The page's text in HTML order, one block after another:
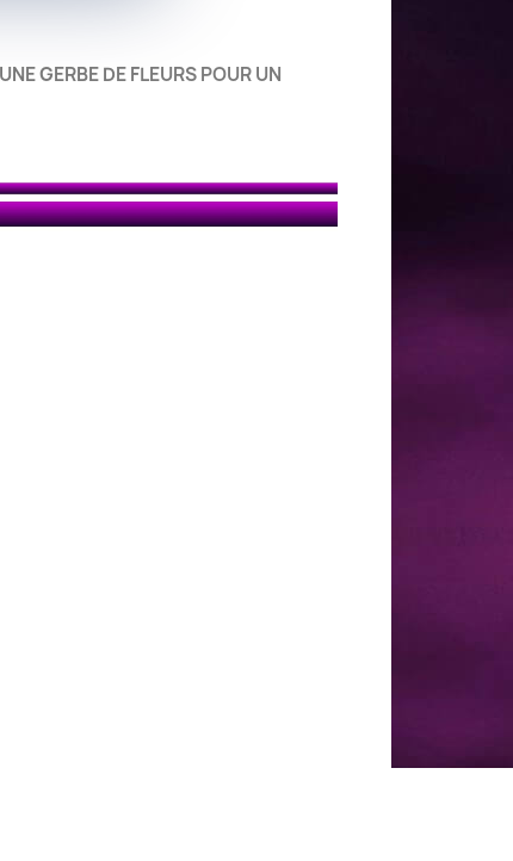
GERBE DE FLEURS POUR UN